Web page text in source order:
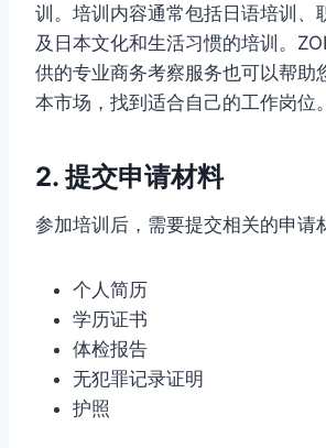
训。培训内容通常包括日语培训、
及日本文化和生活习惯的培训。
供的专业商务考察服务也可以帮助
本市场，找到适合自己的工作岗位。
2. 提交申请材料
参加培训后，需要提交相关的申请
个人简历
学历证书
体检报告
无犯罪记录证明
护照